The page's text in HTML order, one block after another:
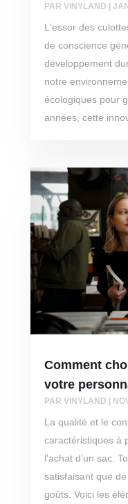
PAR VINYLAND |
L'essor des
de conscience
développement
notre
écologiques pour
années, cette
Comment
votre
PAR VINYLAND |
La qualité et le
caractéristiques à
l'achat d’un sac.
satisfaisant que
goûts. Voici les